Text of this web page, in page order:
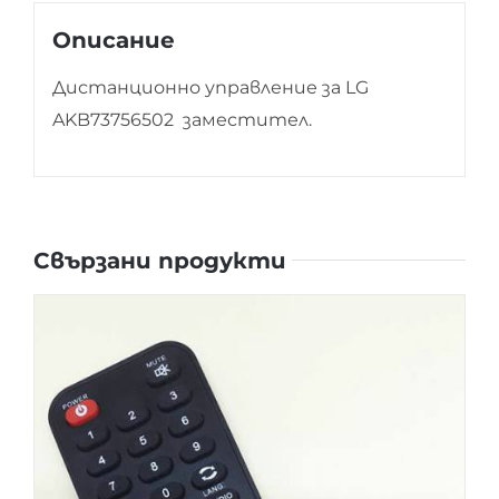
Описание
Дистанционно управление за LG
AKB73756502 заместител.
Свързани продукти